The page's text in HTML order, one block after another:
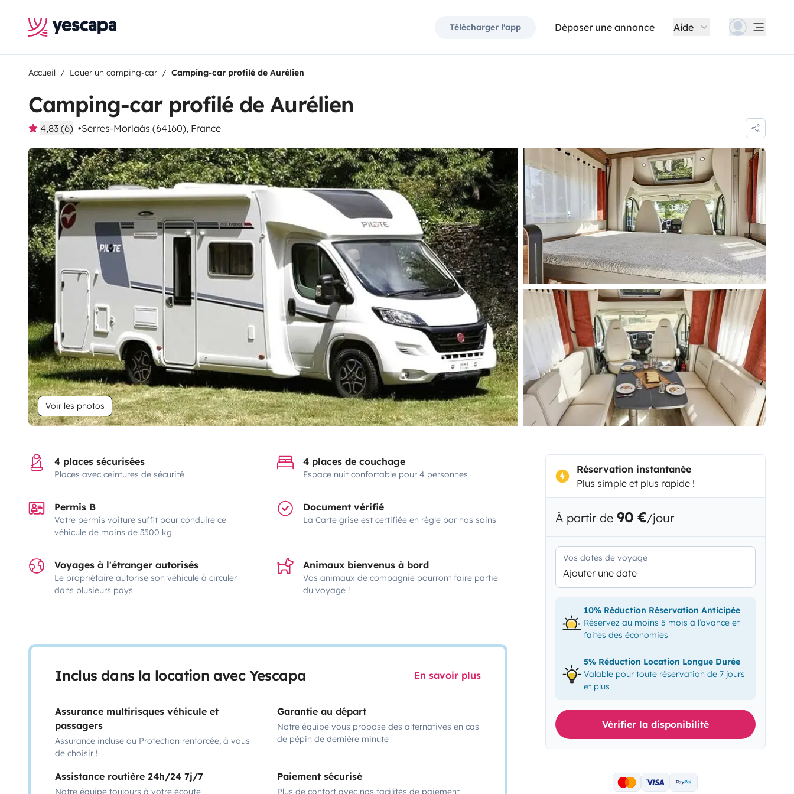
Télécharger l'app Déposer une annonce Aide
Accueil Louer un camping-car Camping-car profilé de Aurélien
Camping-car profilé de Aurélien
4,83 (6) Serres-Morlaàs (64160), France
Voir les photos
4 places sécurisées
Places avec ceintures de sécurité
4 places de couchage
Espace nuit confortable pour 4 personnes
Permis B
Votre permis voiture suffit pour conduire ce
véhicule de moins de 3500 kg
Document vérifié
La Carte grise est certifiée en règle par nos soins
Voyages à l'étranger autorisés
Le propriétaire autorise son véhicule à circuler
dans plusieurs pays
Animaux bienvenus à bord
Vos animaux de compagnie pourront faire partie
du voyage !
Inclus dans la location avec Yescapa En savoir plus
Assurance multirisques véhicule et
passagers
Assurance incluse ou Protection renforcée, à vous
de choisir !
Garantie au départ
Notre équipe vous propose des alternatives en cas
de pépin de dernière minute
Assistance routière 24h/24 7j/7
Notre équipe toujours à votre écoute
Paiement sécurisé
Plus de confort avec nos facilités de paiement
Réservation instantanée
Plus simple et plus rapide !
À partir de 90 €/jour
Vos dates de voyage
Ajouter une date
10% Réduction Réservation Anticipée
Réservez au moins 5 mois à l’avance et
faites des économies
5% Réduction Location Longue Durée
Valable pour toute réservation de 7 jours
et plus
Vérifier la disponibilité